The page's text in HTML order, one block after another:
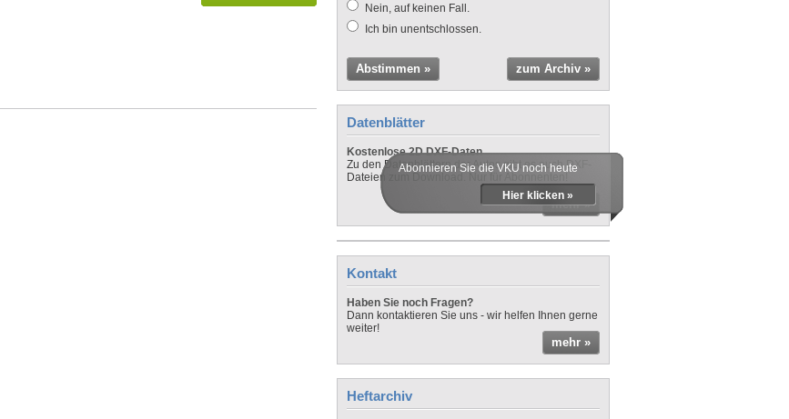
Nein, auf keinen Fall.
Ich bin unentschlossen.
Abstimmen » zum Archiv »
Datenblätter
Kostenlose 2D DXF-Daten
Zu den Datenblättern der Autos gibt es auch DXF-
Dateien zum Download. Nur für Abonnenten!
mehr »
Abonnieren Sie die VKU noch heute
Hier klicken »
Kontakt
Haben Sie noch Fragen?
Dann kontaktieren Sie uns - wir helfen Ihnen gerne
weiter!
mehr »
Heftarchiv